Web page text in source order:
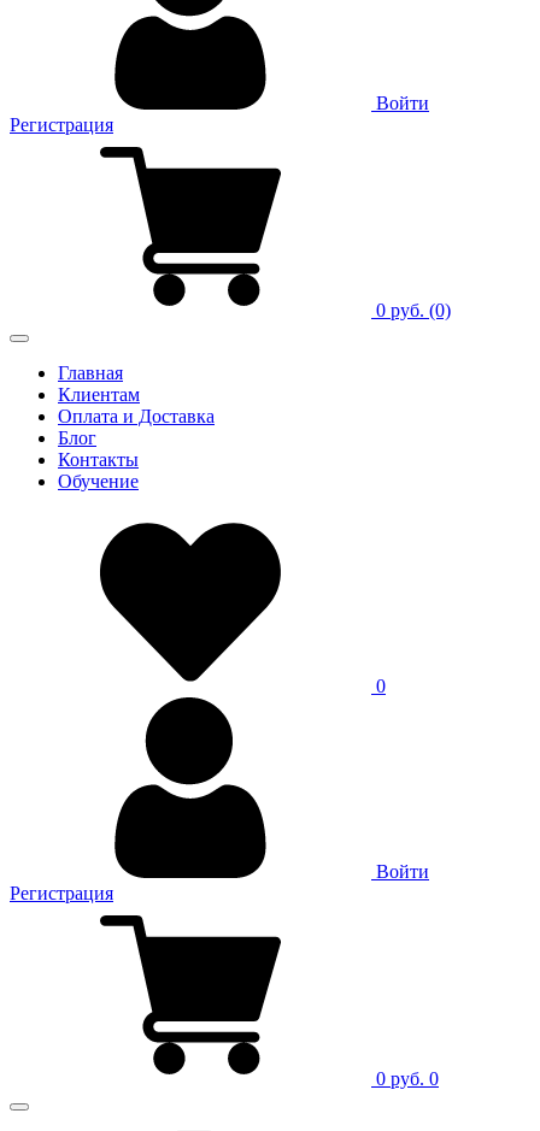
Войти
Регистрация
0 руб. (0)
Главная
Клиентам
Оплата и Доставка
Блог
Контакты
Обучение
0
Войти
Регистрация
0 руб. 0